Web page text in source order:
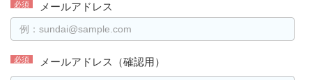
メールアドレス
メールアドレス（確認用）